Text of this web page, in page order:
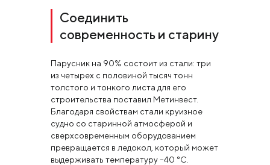
Соединить
современность и старину
Парусник на 90% состоит из стали: три
из четырех с половиной тысяч тонн
толстого и тонкого листа для его
строительства поставил Метинвест.
Благодаря свойствам стали круизное
судно со старинной атмосферой и
сверхсовременным оборудованием
превращается в ледокол, который может
выдерживать температуру –40 °C.